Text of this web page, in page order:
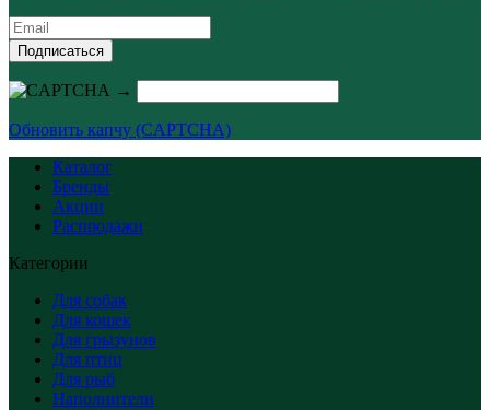
Подписаться
→
Обновить капчу (CAPTCHA)
Каталог
Бренды
Акции
Распродажи
Категории
Для собак
Для кошек
Для грызунов
Для птиц
Для рыб
Наполнители